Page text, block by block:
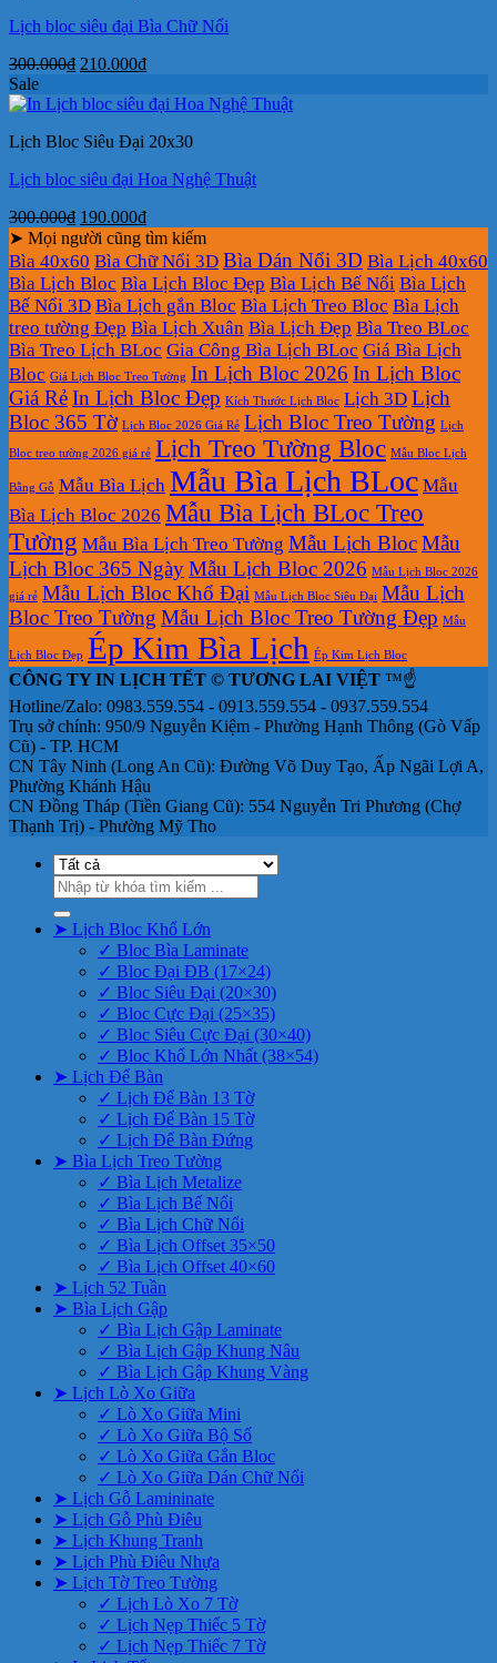
Lịch bloc siêu đại Bìa Chữ Nổi
300.000₫ Giá
là:
210.000₫Giá
tại
210.000₫.
Sale
Lịch Bloc Siêu Đại 20x30
Lịch bloc siêu đại Hoa Nghệ Thuật
300.000₫ Giá
gốc
là:
300.000₫.
190.000₫Giá
hiện
tại
là:
190.000₫.
➤ Mọi người cũng tìm kiếm
Bìa 40x60 Bìa Chữ Nổi 3D Bìa Dán Nổi 3D Bìa Lịch 40x60
Bìa Lịch Bloc Bìa Lịch Bloc Đẹp Bìa Lịch Bế Nổi Bìa Lịch
Bế Nổi 3D Bìa Lịch gắn Bloc Bìa Lịch Treo Bloc Bìa Lịch
treo tường Đẹp Bìa Lịch Xuân Bìa Lịch Đẹp Bìa Treo BLoc
Bìa Treo Lịch BLoc Gia Công Bìa Lịch BLoc Giá Bìa Lịch
Bloc Giá Lịch Bloc Treo Tường In Lịch Bloc 2026 In Lịch Bloc
Giá RẻIn Lịch Bloc Đẹp Kích Thước Lịch Bloc Lịch 3D Lịch
Bloc 365 Tờ Lịch Bloc 2026 Giá Rẻ Lịch Bloc Treo Tường Lịch
Bloc treo tường 2026 giá rẻ Lịch Treo Tường Bloc Mẫu Bloc Lịch
Bằng Gỗ Mẫu Bìa Lịch Mẫu Bìa Lịch BLoc Mẫu
Bìa Lịch Bloc 2026 Mẫu Bìa Lịch BLoc Treo
Tường Mẫu Bìa Lịch Treo Tường Mẫu Lịch BlocMẫu
Lịch Bloc 365 NgàyMẫu Lịch Bloc 2026 Mẫu Lịch Bloc 2026
giá rẻ Mẫu Lịch Bloc Khổ Đại Mẫu Lịch Bloc Siêu Đại Mẫu Lịch
Bloc Treo Tường Mẫu Lịch Bloc Treo Tường Đẹp Mẫu
Lịch Bloc Đẹp Ép Kim Bìa Lịch Ép Kim Lịch Bloc
CÔNG TY IN LỊCH TẾT © TƯƠNG LAI VIỆT ™☝️
Hotline/Zalo: 0983.559.554 - 0913.559.554 - 0937.559.554
Trụ sở chính: 950/9 Nguyễn Kiệm - Phường Hạnh Thông (Gò Vấp
Cũ) - TP. HCM
CN Tây Ninh (Long An Cũ): Đường Võ Duy Tạo, Ấp Ngãi Lợi A,
Phường Khánh Hậu
CN Đồng Tháp (Tiền Giang Cũ): 554 Nguyễn Tri Phương (Chợ
Thạnh Trị) - Phường Mỹ Tho
Tìm
kiếm:
➤ Lịch Bloc Khổ Lớn
✓ Bloc Bìa Laminate
✓ Bloc Đại ĐB (17×24)
✓ Bloc Siêu Đại (20×30)
✓ Bloc Cực Đại (25×35)
✓ Bloc Siêu Cực Đại (30×40)
✓ Bloc Khổ Lớn Nhất (38×54)
➤ Lịch Để Bàn
✓ Lịch Để Bàn 13 Tờ
✓ Lịch Để Bàn 15 Tờ
✓ Lịch Để Bàn Đứng
➤ Bìa Lịch Treo Tường
✓ Bìa Lịch Metalize
✓ Bìa Lịch Bế Nổi
✓ Bìa Lịch Chữ Nổi
✓ Bìa Lịch Offset 35×50
✓ Bìa Lịch Offset 40×60
➤ Lịch 52 Tuần
➤ Bìa Lịch Gập
✓ Bìa Lịch Gập Laminate
✓ Bìa Lịch Gập Khung Nâu
✓ Bìa Lịch Gập Khung Vàng
➤ Lịch Lò Xo Giữa
✓ Lò Xo Giữa Mini
✓ Lò Xo Giữa Bộ Số
✓ Lò Xo Giữa Gắn Bloc
✓ Lò Xo Giữa Dán Chữ Nổi
➤ Lịch Gỗ Lamininate
➤ Lịch Gỗ Phù Điêu
➤ Lịch Khung Tranh
➤ Lịch Phù Điêu Nhựa
➤ Lịch Tờ Treo Tường
✓ Lịch Lò Xo 7 Tờ
✓ Lịch Nẹp Thiếc 5 Tờ
✓ Lịch Nẹp Thiếc 7 Tờ